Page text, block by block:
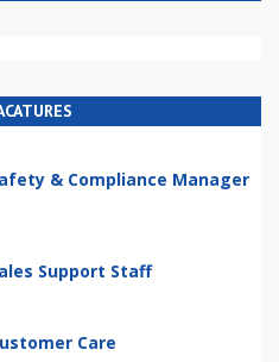
& Compliance Manager
Support Staff
Care